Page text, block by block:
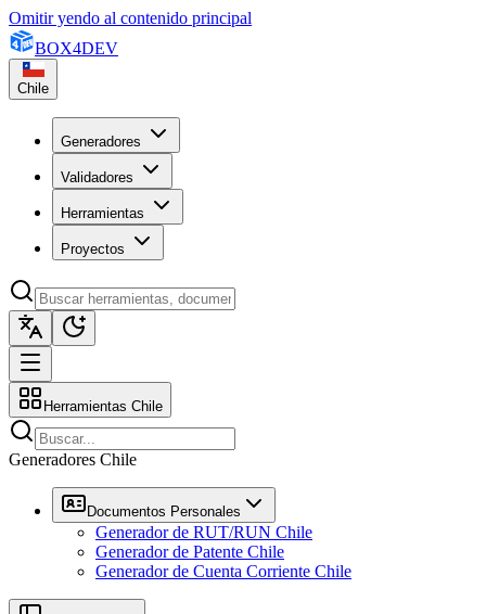
Omitir yendo al contenido principal
BOX4DEV
Chile
Generadores
Validadores
Herramientas
Proyectos
Herramientas Chile
Generadores Chile
Documentos Personales
Generador de RUT/RUN Chile
Generador de Patente Chile
Generador de Cuenta Corriente Chile